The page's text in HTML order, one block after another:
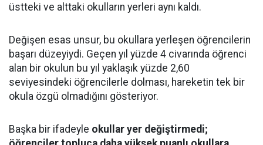
üstteki ve alttaki okulların yerleri aynı kaldı.
Değişen esas unsur, bu okullara yerleşen öğrencilerin
başarı düzeyiydi. Geçen yıl yüzde 4 civarında öğrenci
alan bir okulun bu yıl yaklaşık yüzde 2,60
seviyesindeki öğrencilerle dolması, hareketin tek bir
okula özgü olmadığını gösteriyor.
Başka bir ifadeyle okullar yer değiştirmedi;